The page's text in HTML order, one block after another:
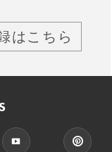
はこちら